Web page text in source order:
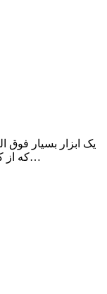
که از کیبرد مک خود به عنوان یک کیبود بلوتوثی برای…